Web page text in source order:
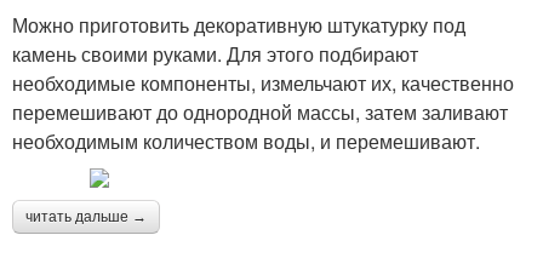
Можно приготовить декоративную штукатурку под
камень своими руками. Для этого подбирают
необходимые компоненты, измельчают их, качественно
перемешивают до однородной массы, затем заливают
необходимым количеством воды, и перемешивают.
читать дальше →